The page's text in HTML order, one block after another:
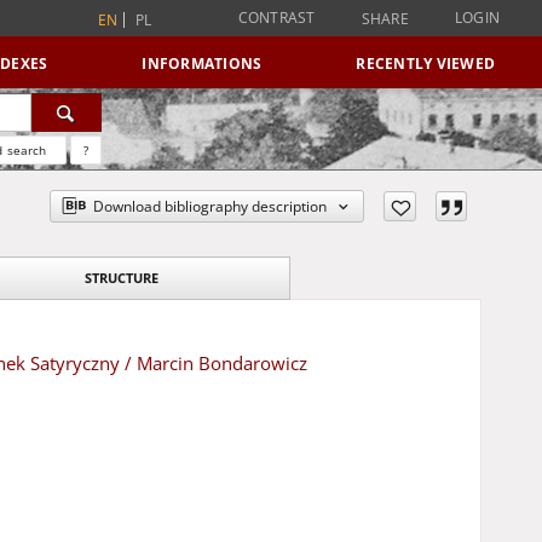
EN PL CONTRAST SHARE LOGIN
INFORMATIONS RECENTLY VIEWED
search ?
Download bibliography description
STRUCTURE
Satyryczny / Marcin Bondarowicz